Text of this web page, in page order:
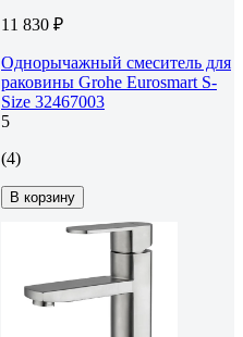
11 830 ₽
Однорычажный смеситель для
раковины Grohe Eurosmart S-
Size 32467003
5
(4)
В корзину